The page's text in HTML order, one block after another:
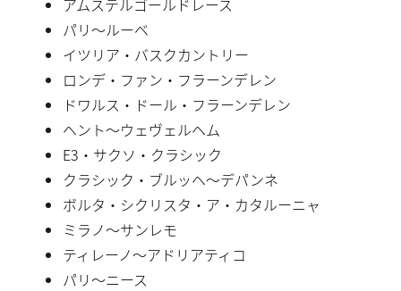
パリ〜ルーベ
イツリア・バスクカントリー
ロンデ・ファン・フラーンデレン
ドワルス・ドール・フラーンデレン
ヘント〜ウェヴェルヘム
E3・サクソ・クラシック
クラシック・ブルッヘ〜デパンネ
ボルタ・シクリスタ・ア・カタルーニャ
ミラノ〜サンレモ
ティレーノ〜アドリアティコ
パリ〜ニース